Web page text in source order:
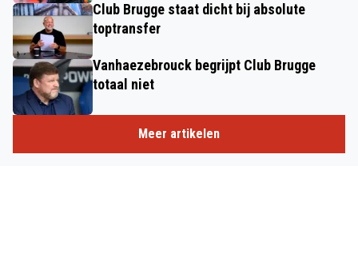
Club Brugge staat dicht bij absolute
toptransfer
Vanhaezebrouck begrijpt Club Brugge
totaal niet
Meer artikelen